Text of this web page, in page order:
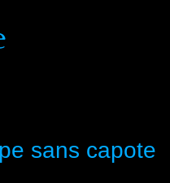
sans capote